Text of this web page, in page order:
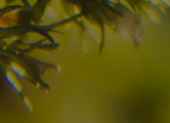
Avete già trovato
destinazione dei